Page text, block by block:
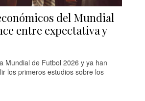
del Mundial
entre expectativa y
Mundial de Futbol 2026 y ya han
los primeros estudios sobre los